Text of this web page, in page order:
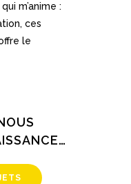
m’anime :
ces
le